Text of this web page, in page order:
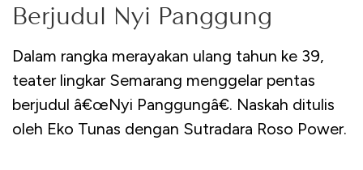
Berjudul Nyi Panggung
Dalam rangka merayakan ulang tahun ke 39,
teater lingkar Semarang menggelar pentas
berjudul â€œNyi Panggungâ€. Naskah ditulis
oleh Eko Tunas dengan Sutradara Roso Power.